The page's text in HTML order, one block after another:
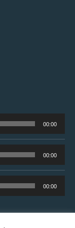
00:00
00:00
00:00